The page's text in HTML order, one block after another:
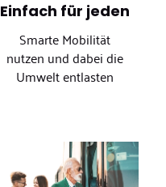
Einfach für jeden
Smarte Mobilität
nutzen und dabei die
Umwelt entlasten